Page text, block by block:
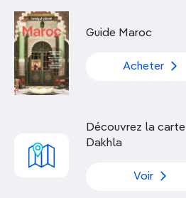
Découvrir nos articles
Guide Maroc
Acheter
Découvrez la carte
Dakhla
Voir